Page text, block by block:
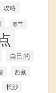
攻略
春节
自己的
西藏
长沙